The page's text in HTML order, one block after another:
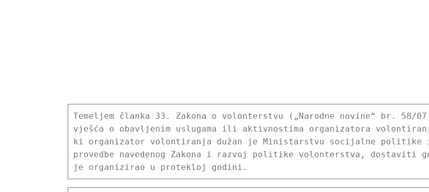
Temeljem članka 33. Zakona o volonterstvu („Narodne novine“ br.
vješća o obavljenim uslugama ili aktivnostima organizatora
ki organizator volontiranja dužan je Ministarstvu socijalne politike
provedbe navedenog Zakona i razvoj politike volonterstva, dostaviti
je organizirao u protekloj godini.